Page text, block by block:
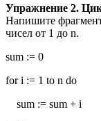
Упражнение 2.
Напишите
чисел от 1 до n.
sum := 0
for i := 1 to n do
sum := sum + i